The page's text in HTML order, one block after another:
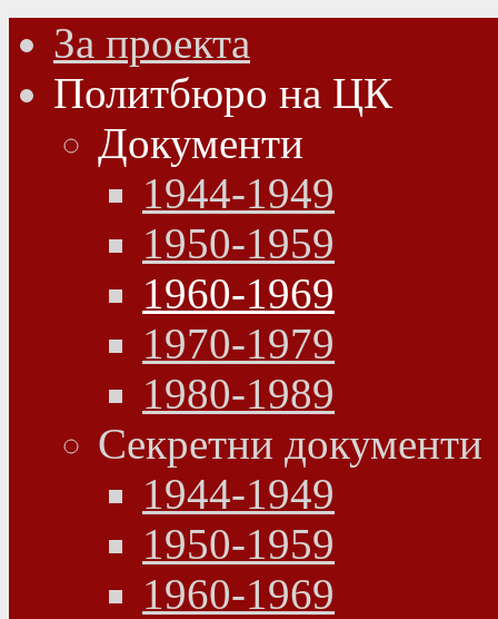
За проекта
Политбюро на ЦК
Документи
1944-1949
1950-1959
1960-1969
1970-1979
1980-1989
Секретни документи
1944-1949
1950-1959
1960-1969